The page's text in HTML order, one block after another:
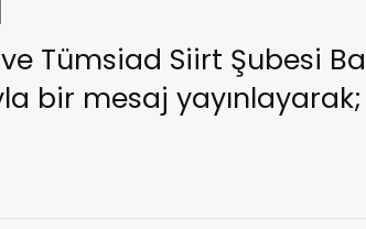
Tümsiad Siirt Şubesi
bir mesaj yayınlayarak;